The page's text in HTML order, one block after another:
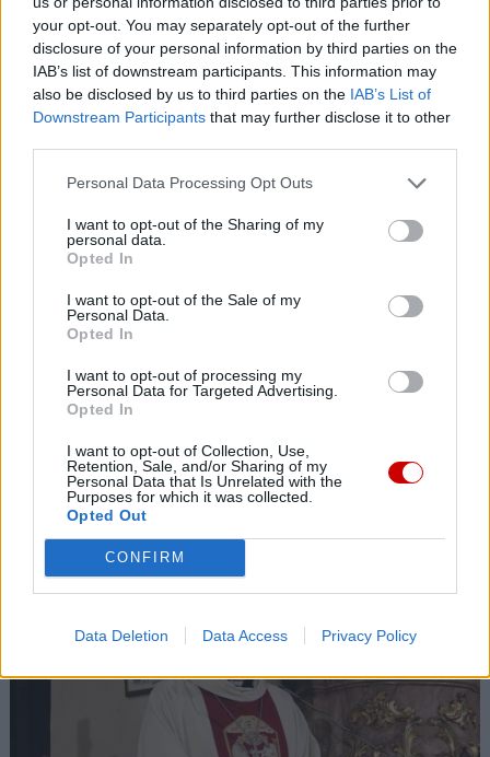
your opt-out. You may separately opt-out of the further
disclosure of your personal information by third parties on the
IAB’s list of downstream participants. This information may
also be disclosed by us to third parties on the IAB’s List of
Downstream Participants that may further disclose it to other
Personal Data Processing Opt Outs
I want to opt-out of the Sharing of my
personal data.
Opted In
I want to opt-out of the Sale of my
Personal Data.
Opted In
I want to opt-out of processing my
Personal Data for Targeted Advertising.
Opted In
I want to opt-out of Collection, Use,
Retention, Sale, and/or Sharing of my
Personal Data that Is Unrelated with the
Purposes for which it was collected.
Opted Out
CONFIRM
Data Deletion Data Access Privacy Policy
06 sierpnia 2026 | 18:28
Fundacja Małych Stópek tworzy sieć „Szkół Pełnych Życia”
Popularne
Ministerstwo Sprawiedliwości: kościelna Komisja ds.
wykorzystania seksualnego małoletnich niezgodna z